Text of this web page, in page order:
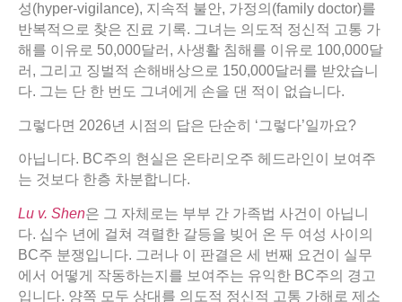
성(hyper-vigilance), 지속적 불안, 가정의(family doctor)를
반복적으로 찾은 진료 기록. 그녀는 의도적 정신적 고통 가
해를 이유로 50,000달러, 사생활 침해를 이유로 100,000달
러, 그리고 징벌적 손해배상으로 150,000달러를 받았습니
다. 그는 단 한 번도 그녀에게 손을 댄 적이 없습니다.
그렇다면 2026년 시점의 답은 단순히 ‘그렇다’일까요?
아닙니다. BC주의 현실은 온타리오주 헤드라인이 보여주
는 것보다 한층 차분합니다.
Lu v. Shen은 그 자체로는 부부 간 가족법 사건이 아닙니
다. 십수 년에 걸쳐 격렬한 갈등을 빚어 온 두 여성 사이의
BC주 분쟁입니다. 그러나 이 판결은 세 번째 요건이 실무
에서 어떻게 작동하는지를 보여주는 유익한 BC주의 경고
입니다. 양쪽 모두 상대를 의도적 정신적 고통 가해로 제소